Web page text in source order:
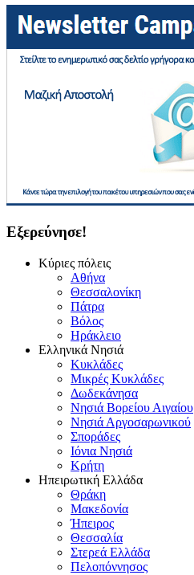
Εξερεύνησε!
Κύριες πόλεις
Αθήνα
Θεσσαλονίκη
Πάτρα
Βόλος
Ηράκλειο
Ελληνικά Νησιά
Κυκλάδες
Μικρές Κυκλάδες
Δωδεκάνησα
Νησιά Βορείου Αιγαίου
Νησιά Αργοσαρωνικού
Σποράδες
Ιόνια Νησιά
Κρήτη
Ηπειρωτική Ελλάδα
Θράκη
Μακεδονία
Ήπειρος
Θεσσαλία
Στερεά Ελλάδα
Πελοπόννησος